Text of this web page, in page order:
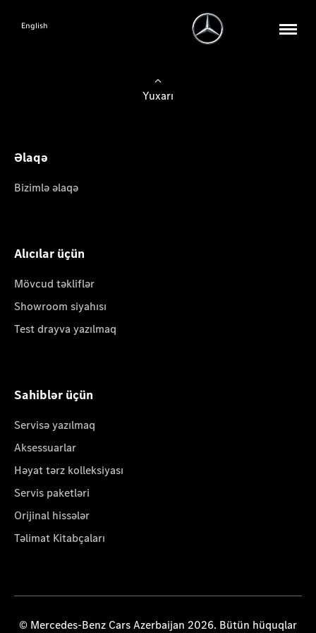
English
Yuxarı
Əlaqə
Bizimlə əlaqə
Alıcılar üçün
Mövcud təkliflər
Showroom siyahısı
Test drayva yazılmaq
Sahiblər üçün
Servisə yazılmaq
Aksessuarlar
Həyat tərz kolleksiyası
Servis paketləri
Orijinal hissələr
Təlimat Kitabçaları
© Mercedes-Benz Cars Azerbaijan 2026. Bütün hüquqlar